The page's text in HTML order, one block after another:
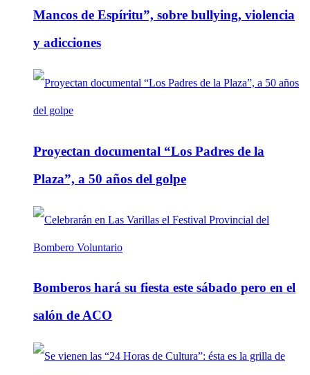
Mancos de Espíritu”, sobre bullying, violencia
y adicciones
Proyectan documental “Los Padres de la
Plaza”, a 50 años del golpe
Bomberos hará su fiesta este sábado pero en el
salón de ACO